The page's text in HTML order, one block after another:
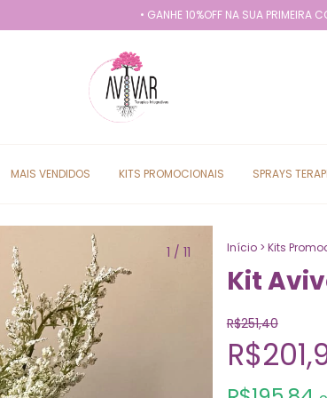
• GANHE 10%OFF NA SUA PRIMEIRA COMPRA
MAIS VENDIDOS KITS PROMOCIONAIS SPRAYS
1 / 11 Início > Kits
Kit
R$251,40